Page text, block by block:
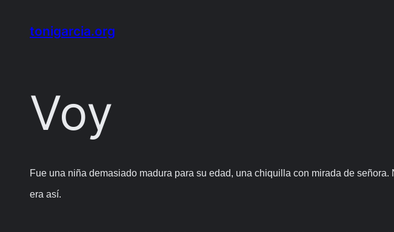
tonigarcia.org
Voy
Fue una niña demasiado madura para su edad, una chiquilla con mirada de
era así.